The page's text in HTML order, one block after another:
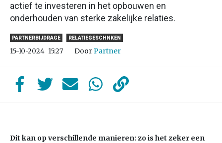
actief te investeren in het opbouwen en
onderhouden van sterke zakelijke relaties.
PARTNERBIJDRAGE RELATIEGESCHNKEN
15-10-2024 15:27 DoorPartner
Dit kan op verschillende manieren: zo is het zeker een